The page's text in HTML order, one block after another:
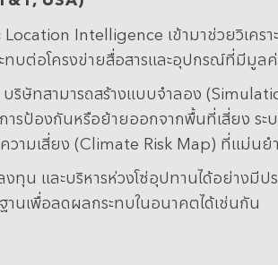
Intelligence เข้ามาช่วยวิเคร
บต่อโครงข่ายสื่อสารและอุปกรณ์ที่มีมูล
ทสามารถสร้างแบบจำลอง
การป้องกันหรือย้ายออกจากพื้นที่เสี่ยง
ามเสี่ยง (Climate Risk Map) ที่แม่นยำ
ทุน และบริหารห่วงโซ่อุปทานได้อย่าง
านเพื่อลดผลกระทบในอนาคตได้เช่นกัน